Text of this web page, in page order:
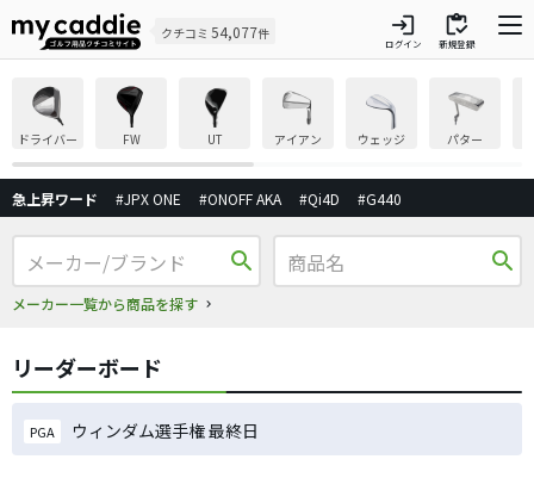
クチコミ 54,077件 login
ログイン
inventory
新規登録
ドライバー FW UT アイアン ウェッジ パター
急上昇ワード #JPX ONE #ONOFF AKA #Qi4D #G440
search
メーカー一覧から商品を探す
search
リーダーボード
PGA ウィンダム選手権 最終日